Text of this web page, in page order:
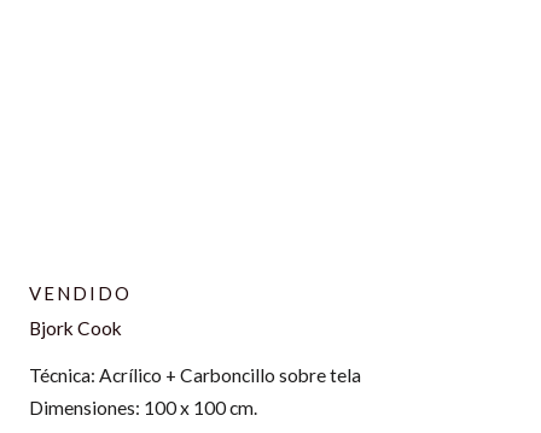
VENDIDO
Bjork Cook
Técnica: Acrílico + Carboncillo sobre tela
Dimensiones: 100 x 100 cm.